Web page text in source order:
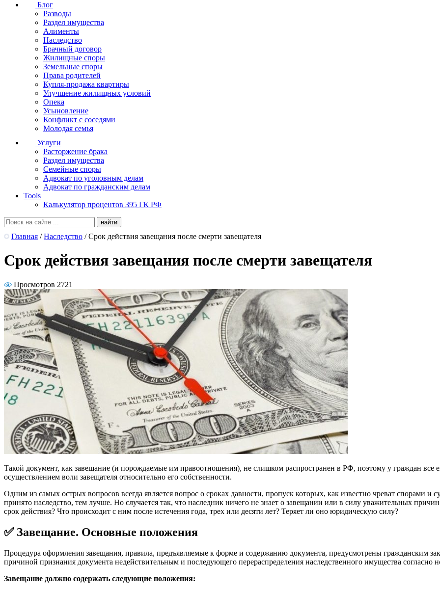
Блог
Разводы
Раздел имущества
Алименты
Наследство
Брачный договор
Жилищные споры
Земельные споры
Права родителей
Купля-продажа квартиры
Улучшение жилищных условий
Опека
Усыновление
Конфликт с соседями
Молодая семья
Услуги
Расторжение брака
Раздел имущества
Семейные споры
Адвокат по уголовным делам
Адвокат по гражданским делам
Tools
Калькулятор процентов 395 ГК РФ
Главная / Наследство / Срок действия завещания после смерти завещателя
Срок действия завещания после смерти завещателя
Просмотров 2721
Такой документ, как завещание (и порождаемые им правоотношения), не слишком распространен в РФ, поэтому у граждан все
осуществлением воли завещателя относительно его собственности.
Одним из самых острых вопросов всегда является вопрос о сроках давности, пропуск которых, как известно чреват спорами и
принято наследство, тем лучше. Но случается так, что наследник ничего не знает о завещании или в силу уважительных
срок действия? Что происходит с ним после истечения года, трех или десяти лет? Теряет ли оно юридическую силу?
✅ Завещание. Основные положения
Процедура оформления завещания, правила, предъявляемые к форме и содержанию документа, предусмотрены гражданским
причиной признания документа недействительным и последующего перераспределения наследственного имущества
Завещание должно содержать следующие положения: